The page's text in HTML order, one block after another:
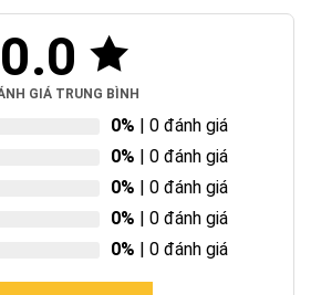
0.0
GIÁ TRUNG BÌNH
0% | 0 đánh giá
0% | 0 đánh giá
0% | 0 đánh giá
0% | 0 đánh giá
0% | 0 đánh giá